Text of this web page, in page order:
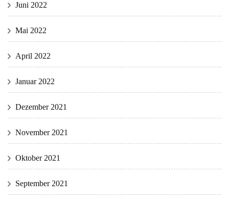
Juni 2022
Mai 2022
April 2022
Januar 2022
Dezember 2021
November 2021
Oktober 2021
September 2021